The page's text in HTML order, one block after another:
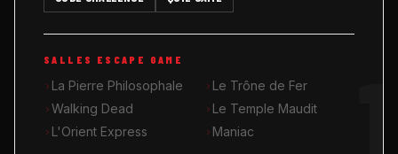
MUSIK ROOM KARAOKÉ
QUIZ GAME
SALLES ESCAPE GAME
La Pierre Philosophale
Le Trône de Fer
Walking Dead
Le Temple Maudit
L'Orient Express
Maniac